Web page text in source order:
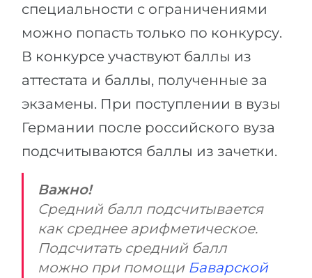
специальности с ограничениями
можно попасть только по конкурсу.
В конкурсе участвуют баллы из
аттестата и баллы, полученные за
экзамены. При поступлении в вузы
Германии после российского вуза
подсчитываются баллы из зачетки.
Важно!
Средний балл подсчитывается
как среднее арифметическое.
Подсчитать средний балл
можно при помощи Баварской